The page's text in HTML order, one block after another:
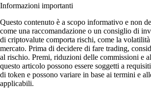
Informazioni importanti
Questo contenuto è a scopo informativo e non
come una raccomandazione o un consiglio di
di criptovalute comporta rischi, come la
mercato. Prima di decidere di fare trading,
al rischio. Premi, riduzioni delle commissioni e
questo articolo possono essere soggetti a
di token e possono variare in base ai termini e
applicabili.